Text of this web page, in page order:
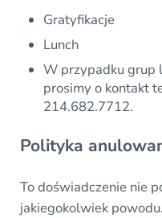
Gratyfikacje
Lunch
W przypadku grup
prosimy o kontakt
214.682.7712.
Polityka
To doświadczenie nie
jakiegokolwiek